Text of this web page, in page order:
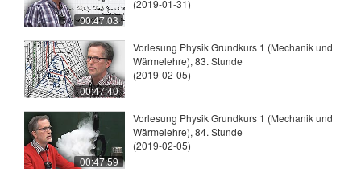
00:47:03
(2019-01-31)
00:47:40
Vorlesung Physik Grundkurs 1 (Mechanik und
Wärmelehre), 83. Stunde
(2019-02-05)
00:47:59
Vorlesung Physik Grundkurs 1 (Mechanik und
Wärmelehre), 84. Stunde
(2019-02-05)